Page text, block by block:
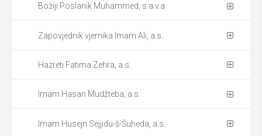
Božiji Poslanik Muhammed, s.a.v.a.
Zapovjednik vjernika Imam Ali, a.s.
Hazreti Fatima Zehra, a.s.
Imam Hasan Mudžteba, a.s.
Imam Husejn Sejjidu-š-Šuheda, a.s.